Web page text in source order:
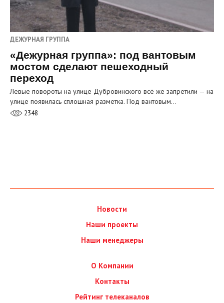
ДЕЖУРНАЯ ГРУППА
«Дежурная группа»: под вантовым
мостом сделают пешеходный
переход
Левые повороты на улице Дубровинского всё же запретили — на
улице появилась сплошная разметка. Под вантовым…
2348
Новости
Наши проекты
Наши менеджеры
О Компании
Контакты
Рейтинг телеканалов